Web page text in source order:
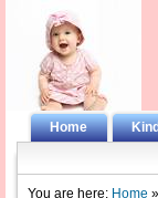
Home
You are here: Home »